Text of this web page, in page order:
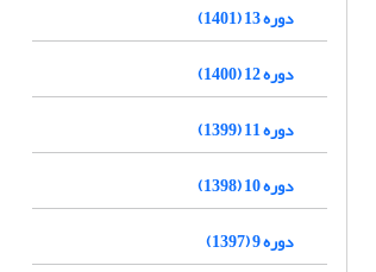
دوره 13 (1401)
دوره 12 (1400)
دوره 11 (1399)
دوره 10 (1398)
دوره 9 (1397)